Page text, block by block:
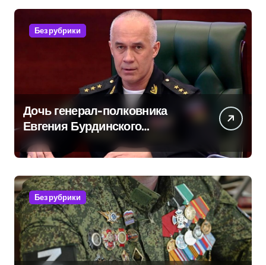
Без рубрики
Дочь генерал-полковника
Евгения Бурдинского
оказывает платные услуги по
вопросам военной службы и
бронирования
Без рубрики